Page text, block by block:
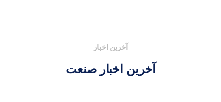
آخرین اخبار
آخرین اخبار صنعت